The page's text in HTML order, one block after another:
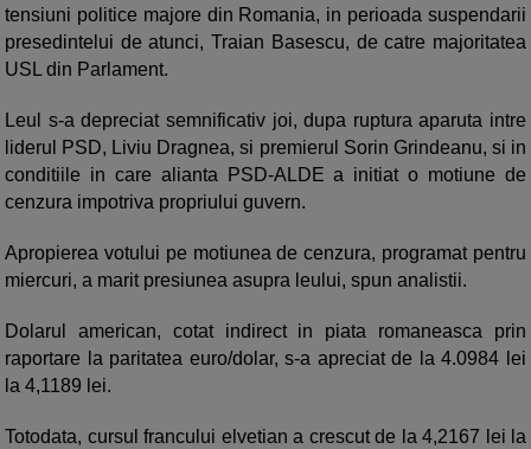
tensiuni politice majore din Romania, in perioada suspendarii
presedintelui de atunci, Traian Basescu, de catre majoritatea
USL din Parlament.
Leul s-a depreciat semnificativ joi, dupa ruptura aparuta intre
liderul PSD, Liviu Dragnea, si premierul Sorin Grindeanu, si in
conditiile in care alianta PSD-ALDE a initiat o motiune de
cenzura impotriva propriului guvern.
Apropierea votului pe motiunea de cenzura, programat pentru
miercuri, a marit presiunea asupra leului, spun analistii.
Dolarul american, cotat indirect in piata romaneasca prin
raportare la paritatea euro/dolar, s-a apreciat de la 4.0984 lei
la 4,1189 lei.
Totodata, cursul francului elvetian a crescut de la 4,2167 lei la